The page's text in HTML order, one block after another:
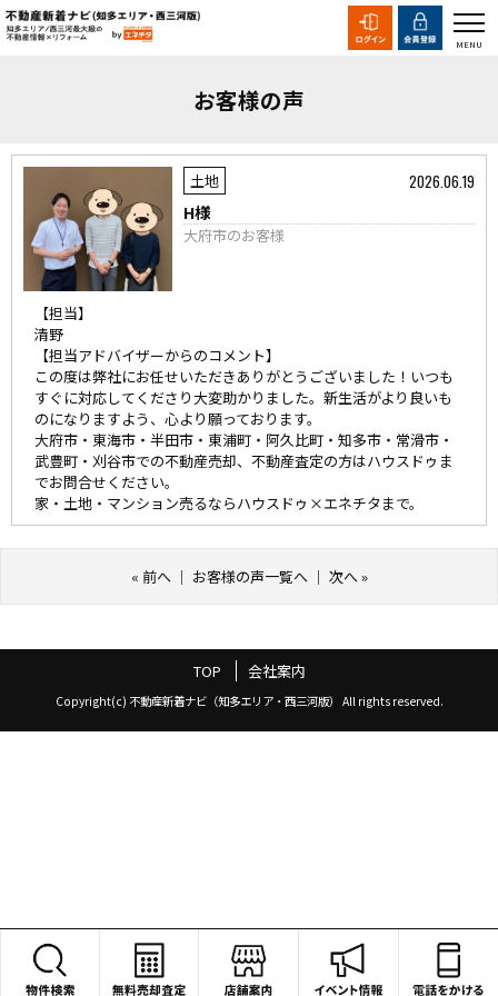
お客様の声
土地 2026.06.19
H様
大府市のお客様
【担当】
清野
【担当アドバイザーからのコメント】
この度は弊社にお任せいただきありがとうございました！いつも
すぐに対応してくださり大変助かりました。新生活がより良いも
のになりますよう、心より願っております。
大府市・東海市・半田市・東浦町・阿久比町・知多市・常滑市・
武豊町・刈谷市での不動産売却、不動産査定の方はハウスドゥま
でお問合せください。
家・土地・マンション売るならハウスドゥ×エネチタまで。
« 前へ｜ お客様の声一覧へ｜ 次へ»
TOP 会社案内
Copyright(c) 不動産新着ナビ（知多エリア・西三河版） All rights reserved.